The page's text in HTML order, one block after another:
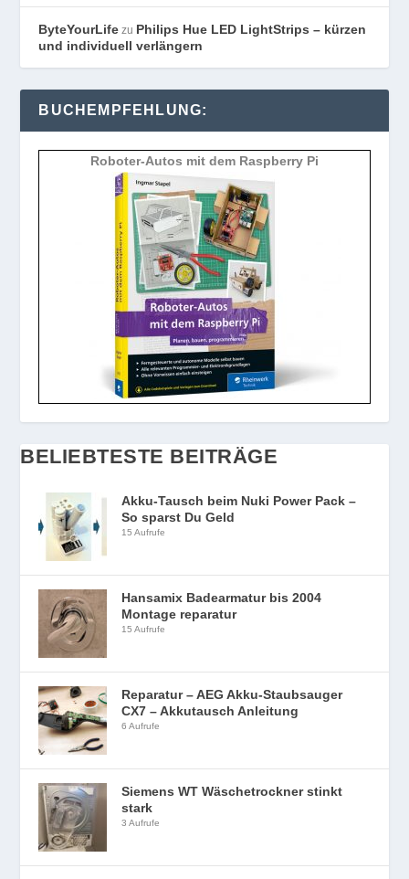
ByteYourLife zu Philips Hue LED LightStrips – kürzen
und individuell verlängern
BUCHEMPFEHLUNG:
Roboter-Autos mit dem Raspberry Pi
BELIEBTESTE BEITRÄGE
Akku-Tausch beim Nuki Power Pack –
So sparst Du Geld
15 Aufrufe
Hansamix Badearmatur bis 2004
Montage reparatur
15 Aufrufe
Reparatur – AEG Akku-Staubsauger
CX7 – Akkutausch Anleitung
6 Aufrufe
Siemens WT Wäschetrockner stinkt
stark
3 Aufrufe